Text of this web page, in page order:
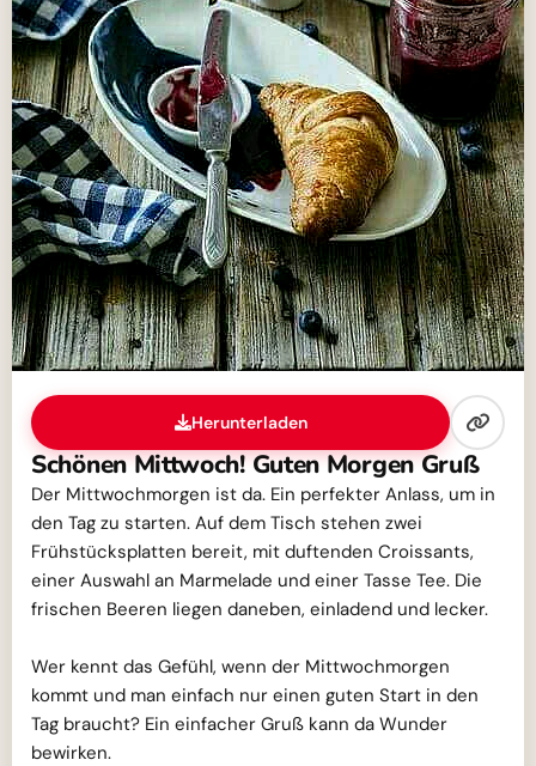
Herunterladen
Schönen Mittwoch! Guten Morgen Gruß
Der Mittwochmorgen ist da. Ein perfekter Anlass, um in
den Tag zu starten. Auf dem Tisch stehen zwei
Frühstücksplatten bereit, mit duftenden Croissants,
einer Auswahl an Marmelade und einer Tasse Tee. Die
frischen Beeren liegen daneben, einladend und lecker.
Wer kennt das Gefühl, wenn der Mittwochmorgen
kommt und man einfach nur einen guten Start in den
Tag braucht? Ein einfacher Gruß kann da Wunder
bewirken.